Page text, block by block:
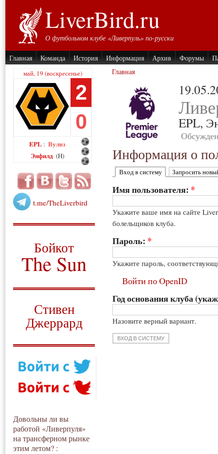
LiverBird.ru
О футбольном клубе «Ливерпуль» по-русски
Главная Команда История Информация Архив Форумы
май, 19 (воскресенье)
2
0
EPL : Вулвз
Энфилд (H)
t.me/TheLiverbird
Бойкот
The Sun
Стивен
Джеррард
Довольны ли вы
работой «Ливерпуля»
на трансферном рынке
этим летом? :
Главная
EPL,
Информация о
Вход в систему Запросить
Имя пользователя: *
Укажите ваше имя на сайте
болельщиков клуба.
Пароль: *
Укажите пароль,
Войти по OpenID
Год основания клуба
Назовите верный вариант.